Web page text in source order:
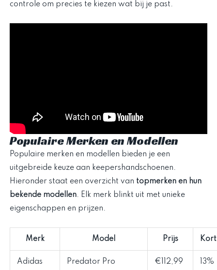
controle om precies te kiezen wat bij je past.
Populaire Merken en Modellen
Populaire merken en modellen bieden je een
uitgebreide keuze aan keepershandschoenen.
Hieronder staat een overzicht van topmerken en hun
bekende modellen. Elk merk blinkt uit met unieke
eigenschappen en prijzen.
Merk Model Prijs
Adidas Predator Pro €112,99 13%